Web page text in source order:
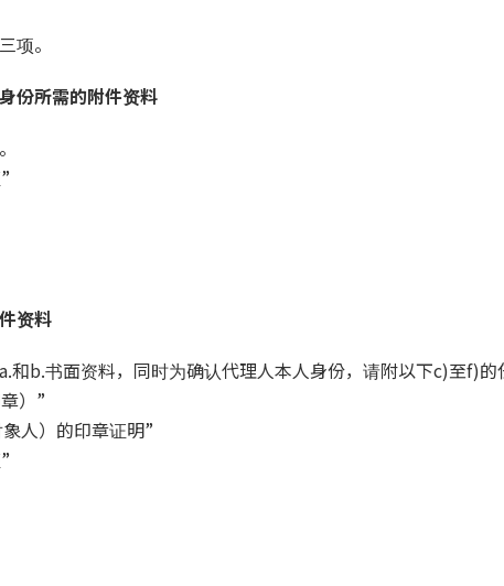
项。
份所需的附件资料
资料
和b.书面资料，同时为确认代理人本人身份，请附以下c)至f)的
）”
人）的印章证明”